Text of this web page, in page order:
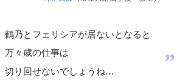
鶴乃とフェリシアが居ないとなると
万々歳の仕事は
切り回せないでしょうね…
”